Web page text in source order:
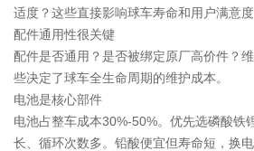
适度？这些直接影响球车寿命和用户满意度
配件通用性很关键
配件是否通用？是否被绑定原厂高价件？
些决定了球车全生命周期的维护成本。
电池是核心部件
电池占整车成本30%-50%。优先选磷酸铁
长、循环次数多。铅酸便宜但寿命短，换电